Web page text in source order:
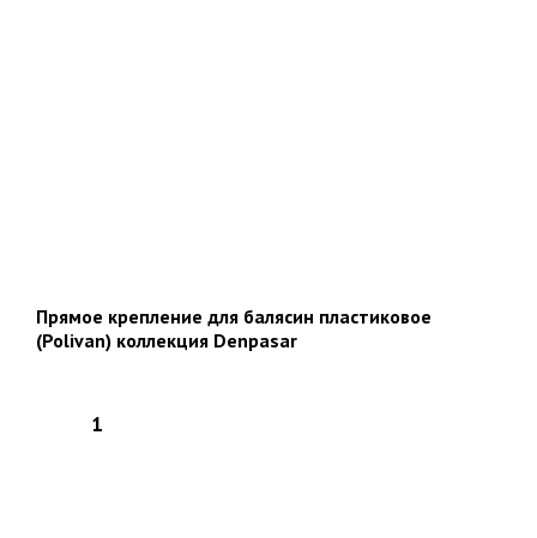
Прямое крепление для балясин пластиковое
(Polivan) коллекция Denpasar